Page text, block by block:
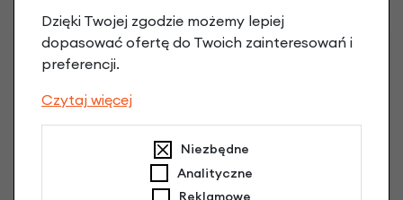
-30%
Dzięki Twojej zgodzie możemy lepiej
dopasować ofertę do Twoich zainteresowań i
preferencji.
Czytaj więcej
Niezbędne
Analityczne
Reklamowe